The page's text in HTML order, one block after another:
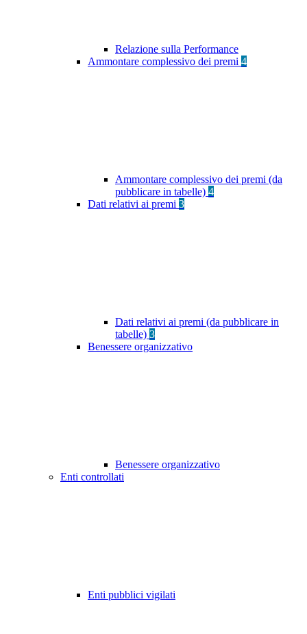
Relazione sulla Performance
Ammontare complessivo dei premi 4
Ammontare complessivo dei premi (da
pubblicare in tabelle) 4
Dati relativi ai premi 3
Dati relativi ai premi (da pubblicare in
tabelle) 3
Benessere organizzativo
Benessere organizzativo
Enti controllati
Enti pubblici vigilati